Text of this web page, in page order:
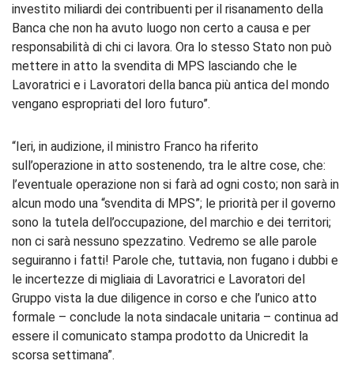
investito miliardi dei contribuenti per il risanamento della
Banca che non ha avuto luogo non certo a causa e per
responsabilità di chi ci lavora. Ora lo stesso Stato non può
mettere in atto la svendita di MPS lasciando che le
Lavoratrici e i Lavoratori della banca più antica del mondo
vengano espropriati del loro futuro”.
“Ieri, in audizione, il ministro Franco ha riferito
sull’operazione in atto sostenendo, tra le altre cose, che:
l’eventuale operazione non si farà ad ogni costo; non sarà in
alcun modo una “svendita di MPS”; le priorità per il governo
sono la tutela dell’occupazione, del marchio e dei territori;
non ci sarà nessuno spezzatino. Vedremo se alle parole
seguiranno i fatti! Parole che, tuttavia, non fugano i dubbi e
le incertezze di migliaia di Lavoratrici e Lavoratori del
Gruppo vista la due diligence in corso e che l’unico atto
formale – conclude la nota sindacale unitaria – continua ad
essere il comunicato stampa prodotto da Unicredit la
scorsa settimana”.